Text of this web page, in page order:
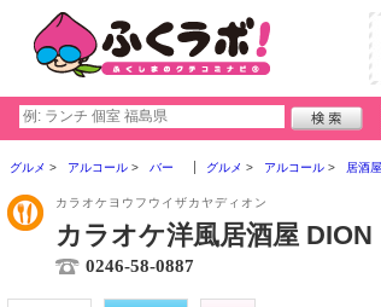
グルメ アルコール バー グルメ アルコール 居酒屋
カラオケヨウフウイザカヤディオン
カラオケ洋風居酒屋 DION
0246-58-0887